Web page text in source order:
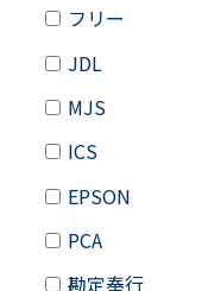
フリー
JDL
MJS
ICS
EPSON
PCA
勘定奉行